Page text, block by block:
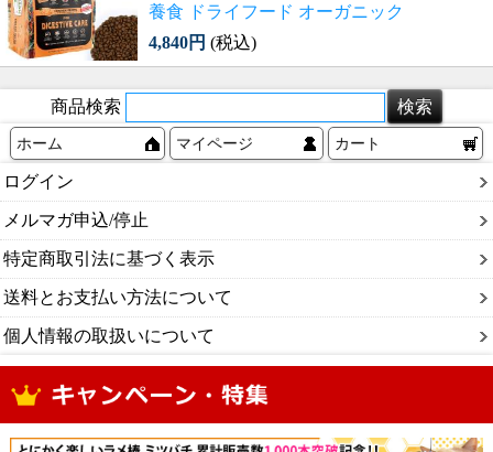
養食 ドライフード オーガニック
4,840円 (税込)
商品検索
ホーム マイページ カート
ログイン
メルマガ申込/停止
特定商取引法に基づく表示
送料とお支払い方法について
個人情報の取扱いについて